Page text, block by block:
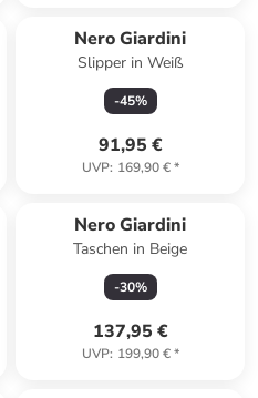
Nero Giardini
Slipper in Weiß
-45%
91,95 €
UVP: 169,90 €*
Nero Giardini
Taschen in Beige
-30%
137,95 €
UVP: 199,90 €*